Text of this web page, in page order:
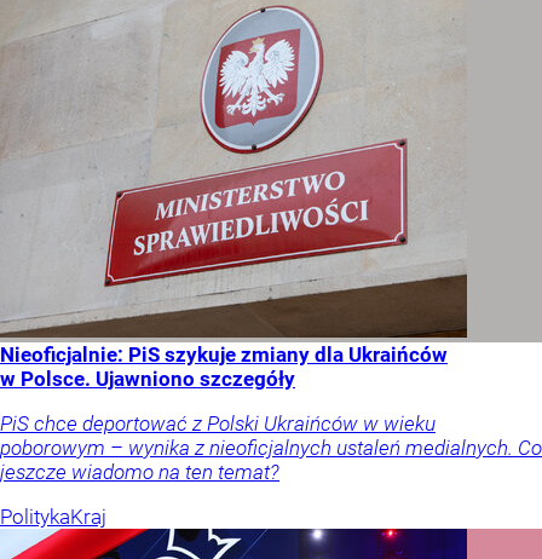
Nieoficjalnie: PiS szykuje zmiany dla Ukraińców
w Polsce. Ujawniono szczegóły
PiS chce deportować z Polski Ukraińców w wieku
poborowym – wynika z nieoficjalnych ustaleń medialnych. Co
jeszcze wiadomo na ten temat?
PolitykaKraj